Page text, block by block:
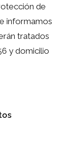
de
informamos
tratados
y domicilio